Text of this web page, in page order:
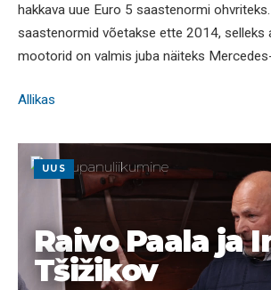
hakkava uue Euro 5 saastenormi
saastenormid võetakse ette 2014, selleks
mootorid on valmis juba näiteks
Allikas
UUS
Raivo Paala ja
Tšižikov